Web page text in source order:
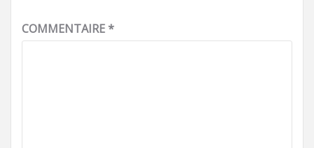
COMMENTAIRE*